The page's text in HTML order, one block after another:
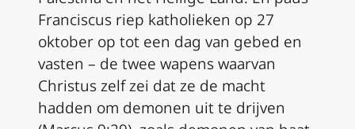
Franciscus riep katholieken op 27
oktober op tot een dag van gebed en
vasten – de twee wapens waarvan
Christus zelf zei dat ze de macht
hadden om demonen uit te drijven